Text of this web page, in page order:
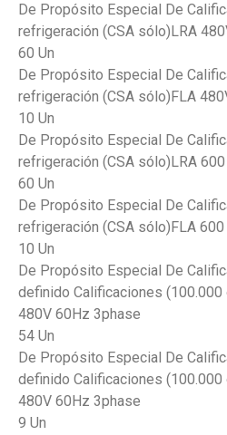
De Propósito Especial De
refrigeración (CSA sólo)LRA
60 Un
De Propósito Especial De
refrigeración (CSA sólo)FLA
10 Un
De Propósito Especial De
refrigeración (CSA sólo)LRA
60 Un
De Propósito Especial De
refrigeración (CSA sólo)FLA
10 Un
De Propósito Especial De
definido Calificaciones (100.000
480V 60Hz 3phase
54 Un
De Propósito Especial De
definido Calificaciones
480V 60Hz 3phase
9 Un